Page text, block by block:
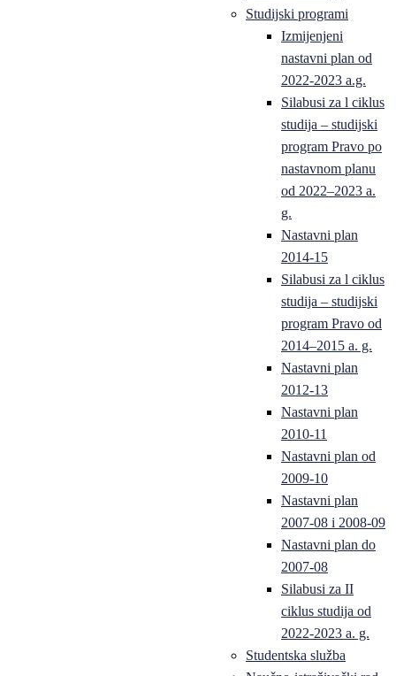
Studijski programi
Izmijenjeni
nastavni plan od
2022-2023 a.g.
Silabusi za l ciklus
studija – studijski
program Pravo po
nastavnom planu
od 2022–2023 a.
g.
Nastavni plan
2014-15
Silabusi za l ciklus
studija – studijski
program Pravo od
2014–2015 a. g.
Nastavni plan
2012-13
Nastavni plan
2010-11
Nastavni plan od
2009-10
Nastavni plan
2007-08 i 2008-09
Nastavni plan do
2007-08
Silabusi za II
ciklus studija od
2022-2023 a. g.
Studentska služba